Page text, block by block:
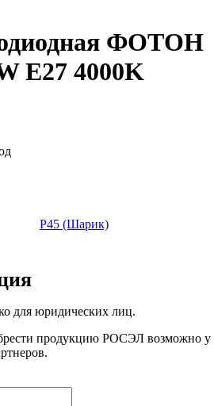
ФОТОН
E27 4000K
P45 (Шарик)
В /
11
100
для юридических лиц.
продукцию РОСЭЛ возможно у